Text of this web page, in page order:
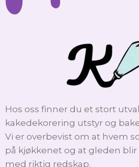
Hos oss finner du et stort
kakedekorering utstyr og
Vi er overbevist om at hvem
på kjøkkenet og at gleden
med riktig redskap.